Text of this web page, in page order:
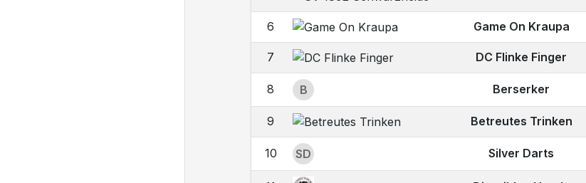
6 Game On Kraupa
7 DC Flinke Finger
8 B Berserker
9 Betreutes Trinken
10 SD Silver Darts